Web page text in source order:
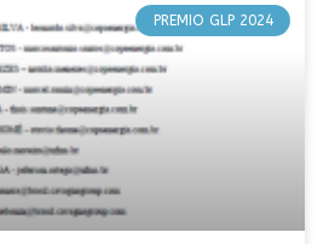
PREMIO GLP 2024